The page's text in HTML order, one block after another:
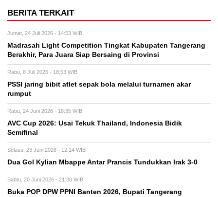
BERITA TERKAIT
Jumat, 24 Juli 2026 - 14:53 WIB
Madrasah Light Competition Tingkat Kabupaten Tangerang
Berakhir, Para Juara Siap Bersaing di Provinsi
Rabu, 8 Juli 2026 - 18:53 WIB
PSSI jaring bibit atlet sepak bola melalui turnamen akar
rumput
Rabu, 24 Juni 2026 - 18:35 WIB
AVC Cup 2026: Usai Tekuk Thailand, Indonesia Bidik
Semifinal
Selasa, 23 Juni 2026 - 12:14 WIB
Dua Gol Kylian Mbappe Antar Prancis Tundukkan Irak 3-0
Sabtu, 20 Juni 2026 - 21:30 WIB
Buka POP DPW PPNI Banten 2026, Bupati Tangerang